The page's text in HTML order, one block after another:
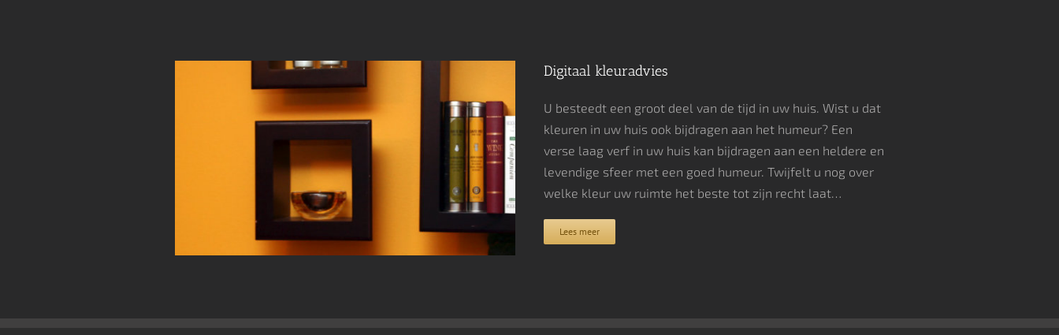
Digitaal kleuradvies
U besteedt een groot deel van de tijd in uw huis. Wist u dat
kleuren in uw huis ook bijdragen aan het humeur? Een
verse laag verf in uw huis kan bijdragen aan een heldere en
levendige sfeer met een goed humeur. Twijfelt u nog over
welke kleur uw ruimte het beste tot zijn recht laat…
Lees meer